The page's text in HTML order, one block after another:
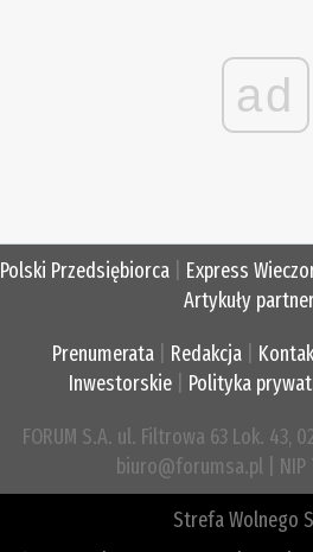
ad
Polski Przedsiębiorca Express
Artykuły
Prenumerata Redakcja
Inwestorskie| Polityka
FORUM S.A. ul. Filtrowa 63 Lok. 43,
biuro@forumsa.pl | NIP
Strefa Wolnego